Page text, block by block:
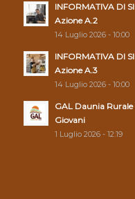
INFORMATIVA DI
Azione A.2
14 Luglio 2026 - 10:00
INFORMATIVA DI
Azione A.3
14 Luglio 2026 - 10:00
GAL Daunia
Giovani
1 Luglio 2026 - 12:19